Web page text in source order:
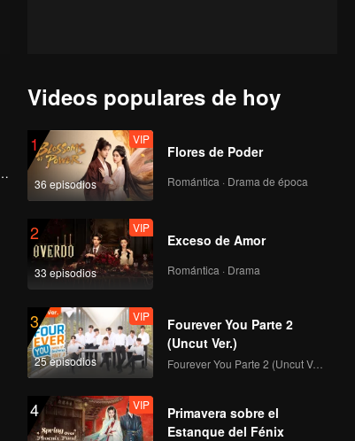
Videos populares de hoy
1
36 episodios
VIP
Flores de Poder
Romántica · Drama de época
2
33 episodios
VIP
Exceso de Amor
Romántica · Drama
3
25 episodios
VIP
Fourever You Parte 2
(Uncut Ver.)
Fourever You Parte 2 (Uncut Ver.)
4 VIP
Primavera sobre el
Estanque del Fénix